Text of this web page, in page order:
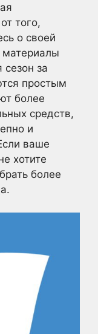
того,
о своей
за
простым
более
средств,
и
ваше
хотите
более